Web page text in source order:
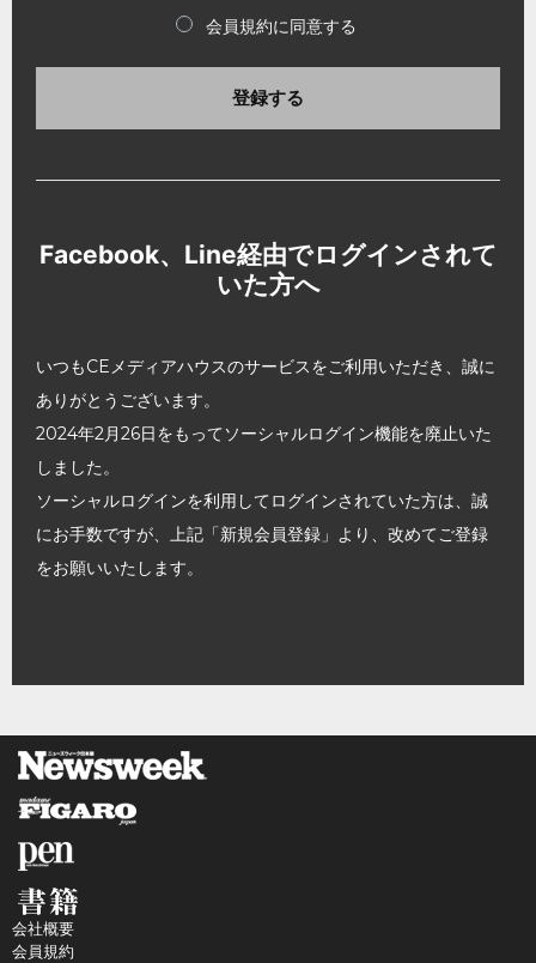
会員規約に同意する
登録する
Facebook、Line経由でログインされて
いた方へ
いつもCEメディアハウスのサービスをご利用いただき、誠に
ありがとうございます。
2024年2月26日をもってソーシャルログイン機能を廃止いた
しました。
ソーシャルログインを利用してログインされていた方は、誠
にお手数ですが、上記「新規会員登録」より、改めてご登録
をお願いいたします。
会社概要
会員規約